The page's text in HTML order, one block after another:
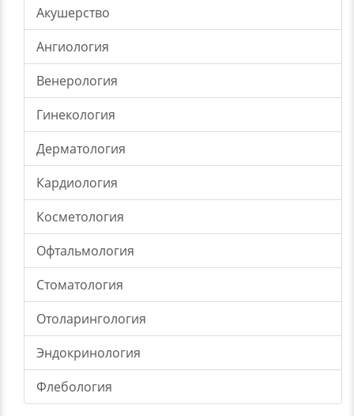
Акушерство
Ангиология
Венерология
Гинекология
Дерматология
Кардиология
Косметология
Офтальмология
Стоматология
Отоларингология
Эндокринология
Флебология